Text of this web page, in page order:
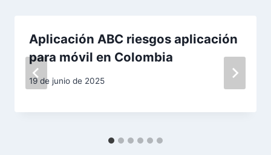
e
Aplicación ABC riesgos aplicación
para móvil en Colombia
19 de junio de 2025